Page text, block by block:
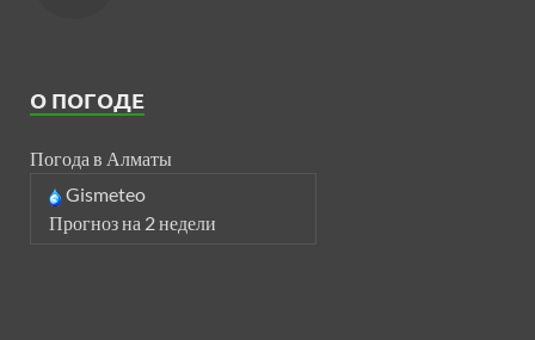
О ПОГОДЕ
Погода в Алматы
Gismeteo
Прогноз на 2 недели